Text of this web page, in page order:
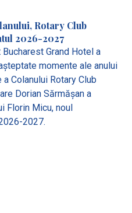
Rotary Club
2026-2027
Grand Hotel a
momente ale anului
Colanului Rotary Club
Dorian Sărmășan a
Florin Micu, noul
2027.